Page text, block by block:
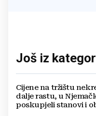
Još iz
Cijene na tržištu
dalje rastu, u
poskupjeli stanovi i